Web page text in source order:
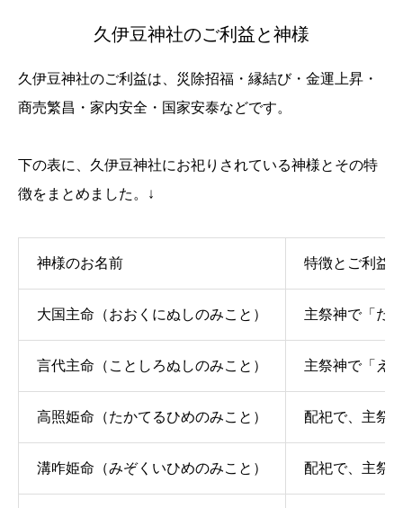
久伊豆神社のご利益と神様
久伊豆神社のご利益は、災除招福・縁結び・金運上昇・
商売繁昌・家内安全・国家安泰などです。
下の表に、久伊豆神社にお祀りされている神様とその特
徴をまとめました。↓
神様のお名前 特徴とご利益
大国主命（おおくにぬしのみこと） 主祭神で「だ
言代主命（ことしろぬしのみこと） 主祭神で「え
高照姫命（たかてるひめのみこと） 配祀で、主祭
溝咋姫命（みぞくいひめのみこと） 配祀で、主祭